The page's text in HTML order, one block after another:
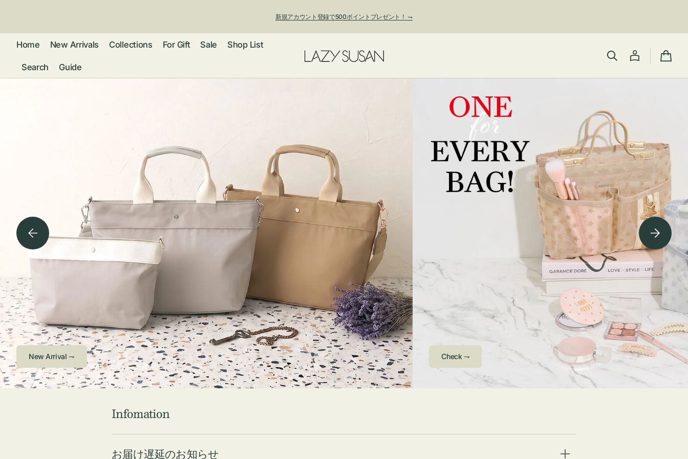
新規アカウント登録で500ポイントプレゼント！ ⇁
夏季休業および発送停止について
Home New Arrivals Collections
ブレスレット・
バングル
ブローチ
ショルダーバッ
スマートフォン
ポシェット
ハンドバッグ
ボストンバッグ
エコバッグ・サ
ブバッグ
ファッション
バッグチャー
ム・キーホルダ
ー
ウエア
扇子・ファン
ストール・ハッ
ト・グローブ
メガネ・サング
ラス・ルーペ
傘
ハンカチ・ソッ
クス
ウォレット・革
ポーチ ・ メガ
ネケース・マル
チケース他
コスメ
ジュエリーボッ
クス ・ケース
インテリア
For Gift Sale Shop List
Search Guide
カ
Check ⇁
Infomation
お届け遅延のお知らせ